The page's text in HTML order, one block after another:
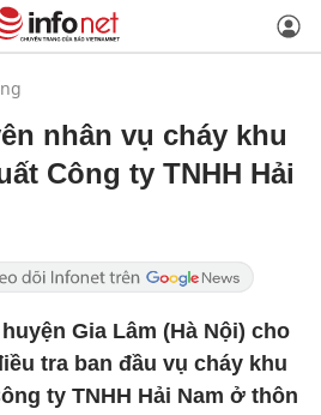
nhân vụ cháy khu
Công ty TNHH Hải
Gia Lâm (Hà Nội) cho
tra ban đầu vụ cháy khu
ty TNHH Hải Nam ở thôn